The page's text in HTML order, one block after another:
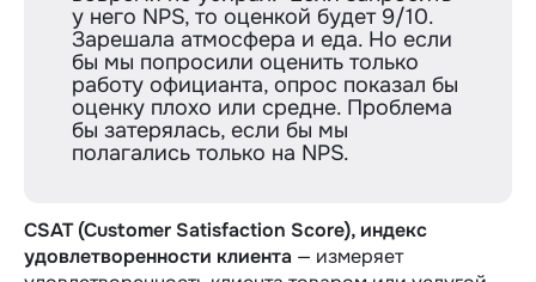
у него NPS, то оценкой будет 9/10.
Зарешала атмосфера и еда. Но если
бы мы попросили оценить только
работу официанта, опрос показал бы
оценку плохо или средне. Проблема
бы затерялась, если бы мы
полагались только на NPS.
CSAT (Customer Satisfaction Score), индекс
удовлетворенности клиента — измеряет